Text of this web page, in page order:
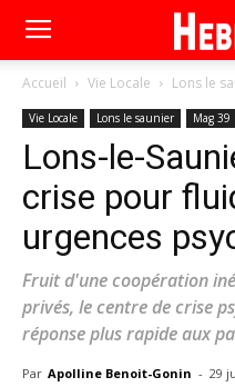
Accueil Vie Locale Lons le
Vie Locale Lons le saunier Mag 39
Lons-le-
crise pour
urgences
Fruit d'une coopération
privés, le centre de crise
réponse plus rapide aux
Par Apolline Benoit-Gonin - 29